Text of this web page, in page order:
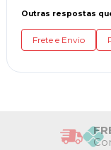
Outras respostas
Frete e Envio